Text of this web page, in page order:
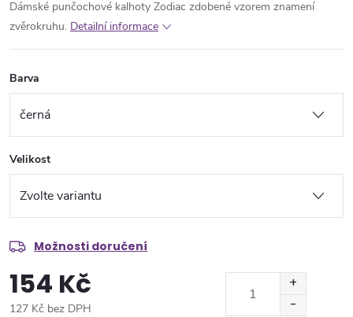
Dámské punčochové kalhoty Zodiac zdobené vzorem znamení
zvěrokruhu. Detailní informace
Barva
Velikost
Možnosti doručení
154 Kč
127 Kč bez DPH